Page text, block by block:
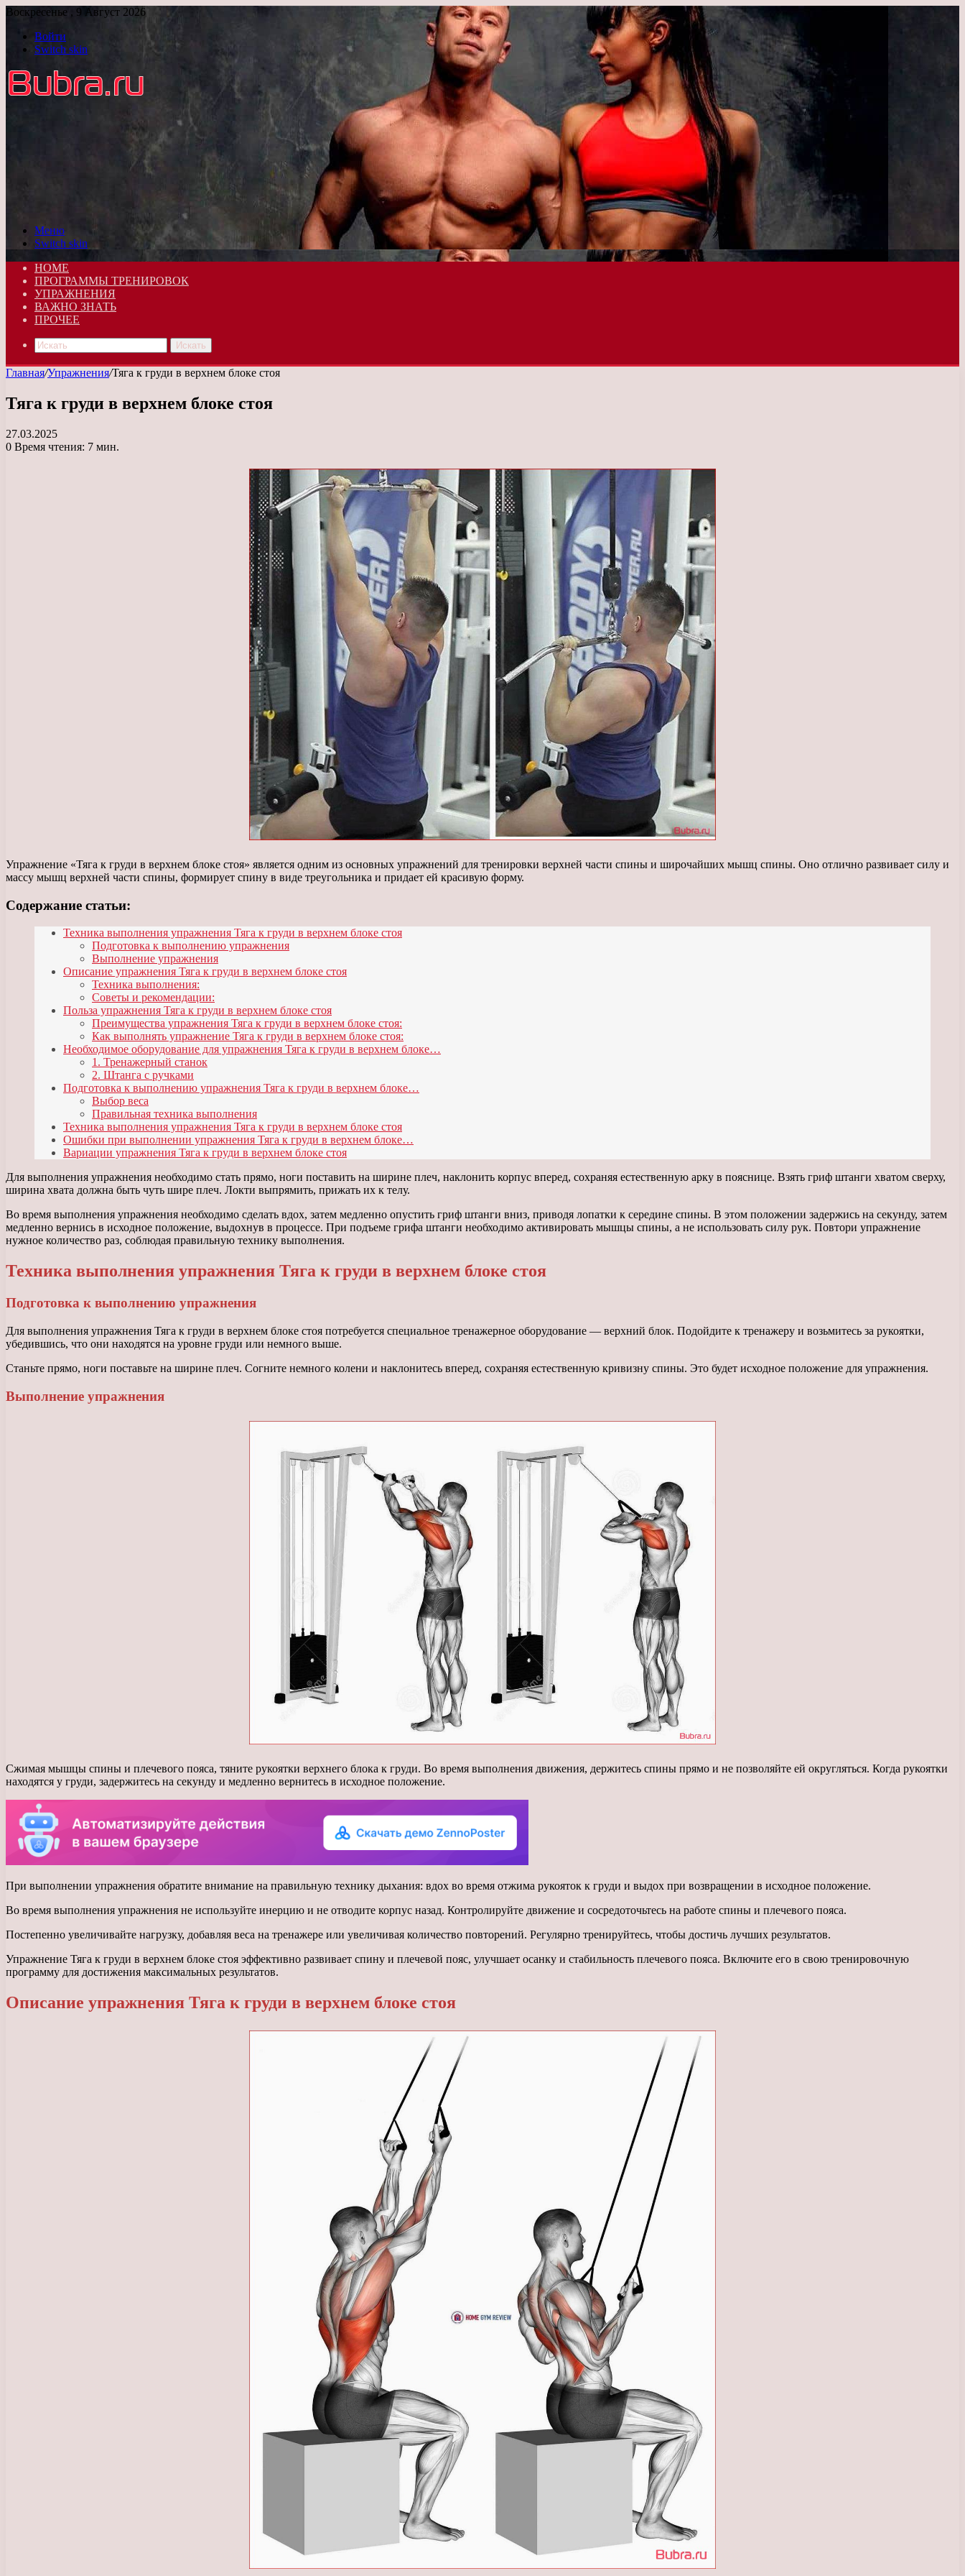
Воскресенье , 9 Август 2026
Войти
Switch skin
Меню
Switch skin
HOME
ПРОГРАММЫ ТРЕНИРОВОК
УПРАЖНЕНИЯ
ВАЖНО ЗНАТЬ
ПРОЧЕЕ
Искать
Главная/Упражнения/Тяга к груди в верхнем блоке стоя
Тяга к груди в верхнем блоке стоя
27.03.2025
0 Время чтения: 7 мин.
Упражнение «Тяга к груди в верхнем блоке стоя» является одним из основных упражнений для тренировки верхней части спины и широчайших мышц спины. Оно отлично развивает силу и
массу мышц верхней части спины, формирует спину в виде треугольника и придает ей красивую форму.
Содержание статьи:
Техника выполнения упражнения Тяга к груди в верхнем блоке стоя
Подготовка к выполнению упражнения
Выполнение упражнения
Описание упражнения Тяга к груди в верхнем блоке стоя
Техника выполнения:
Советы и рекомендации:
Польза упражнения Тяга к груди в верхнем блоке стоя
Преимущества упражнения Тяга к груди в верхнем блоке стоя:
Как выполнять упражнение Тяга к груди в верхнем блоке стоя:
Необходимое оборудование для упражнения Тяга к груди в верхнем блоке…
1. Тренажерный станок
2. Штанга с ручками
Подготовка к выполнению упражнения Тяга к груди в верхнем блоке…
Выбор веса
Правильная техника выполнения
Техника выполнения упражнения Тяга к груди в верхнем блоке стоя
Ошибки при выполнении упражнения Тяга к груди в верхнем блоке…
Вариации упражнения Тяга к груди в верхнем блоке стоя
Для выполнения упражнения необходимо стать прямо, ноги поставить на ширине плеч, наклонить корпус вперед, сохраняя естественную арку в пояснице. Взять гриф штанги хватом сверху,
ширина хвата должна быть чуть шире плеч. Локти выпрямить, прижать их к телу.
Во время выполнения упражнения необходимо сделать вдох, затем медленно опустить гриф штанги вниз, приводя лопатки к середине спины. В этом положении задержись на секунду, затем
медленно вернись в исходное положение, выдохнув в процессе. При подъеме грифа штанги необходимо активировать мышцы спины, а не использовать силу рук. Повтори упражнение
нужное количество раз, соблюдая правильную технику выполнения.
Техника выполнения упражнения Тяга к груди в верхнем блоке стоя
Подготовка к выполнению упражнения
Для выполнения упражнения Тяга к груди в верхнем блоке стоя потребуется специальное тренажерное оборудование — верхний блок. Подойдите к тренажеру и возьмитесь за рукоятки,
убедившись, что они находятся на уровне груди или немного выше.
Станьте прямо, ноги поставьте на ширине плеч. Согните немного колени и наклонитесь вперед, сохраняя естественную кривизну спины. Это будет исходное положение для упражнения.
Выполнение упражнения
Сжимая мышцы спины и плечевого пояса, тяните рукоятки верхнего блока к груди. Во время выполнения движения, держитесь спины прямо и не позволяйте ей округляться. Когда рукоятки
находятся у груди, задержитесь на секунду и медленно вернитесь в исходное положение.
При выполнении упражнения обратите внимание на правильную технику дыхания: вдох во время отжима рукояток к груди и выдох при возвращении в исходное положение.
Во время выполнения упражнения не используйте инерцию и не отводите корпус назад. Контролируйте движение и сосредоточьтесь на работе спины и плечевого пояса.
Постепенно увеличивайте нагрузку, добавляя веса на тренажере или увеличивая количество повторений. Регулярно тренируйтесь, чтобы достичь лучших результатов.
Упражнение Тяга к груди в верхнем блоке стоя эффективно развивает спину и плечевой пояс, улучшает осанку и стабильность плечевого пояса. Включите его в свою тренировочную
программу для достижения максимальных результатов.
Описание упражнения Тяга к груди в верхнем блоке стоя